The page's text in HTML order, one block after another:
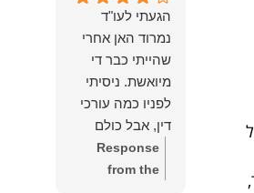
שמחנו מאוד
לשמוע שהייעוץ
עזר לך ושהיית
מרוצה.
מבחינתנו הוגנות
ומקצועיות הן
מעל הכל. נשמח
תמיד לעמוד
לרשותך בהמשך
הגעתי לעו"ד
נמרוד האן אחרי
שהייתי כבר די
מיואשת. ניסיתי
לפניו כמה עורכי
דין, אבל כולם
נרתעו כי היה
מדובר בנושא
Response
from the